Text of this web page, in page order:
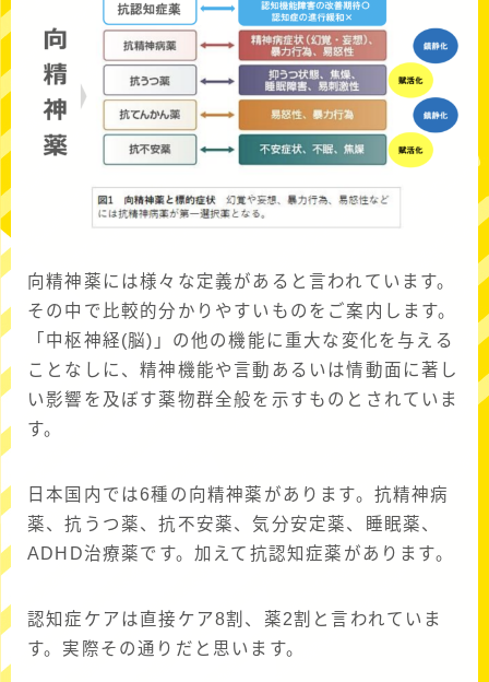
向精神薬には様々な定義があると言われています。
その中で比較的分かりやすいものをご案内します。
「中枢神経(脳)」の他の機能に重大な変化を与える
ことなしに、精神機能や言動あるいは情動面に著し
い影響を及ぼす薬物群全般を示すものとされていま
す。
日本国内では6種の向精神薬があります。抗精神病
薬、抗うつ薬、抗不安薬、気分安定薬、睡眠薬、
ADHD治療薬です。加えて抗認知症薬があります。
認知症ケアは直接ケア8割、薬2割と言われていま
す。実際その通りだと思います。